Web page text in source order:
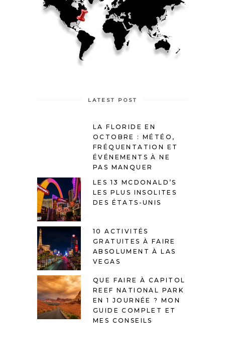
LATEST POST
LA FLORIDE EN
OCTOBRE : MÉTÉO,
FRÉQUENTATION ET
ÉVÉNEMENTS À NE
PAS MANQUER
LES 13 MCDONALD’S
LES PLUS INSOLITES
DES ÉTATS-UNIS
10 ACTIVITÉS
GRATUITES À FAIRE
ABSOLUMENT À LAS
VEGAS
QUE FAIRE À CAPITOL
REEF NATIONAL PARK
EN 1 JOURNÉE ? MON
GUIDE COMPLET ET
MES CONSEILS